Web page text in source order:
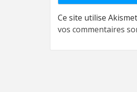
Ce site utilise
vos commentaires